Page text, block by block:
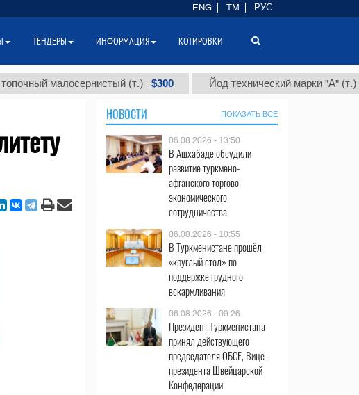
малосернистый (т.) $300 Йод технический марки "А" (т.) $86
НОВОСТИ ПОКАЗАТЬ ВСЕ
06.08.2026 - 13:50
В Ашхабаде обсудили
развитие туркмено-
афганского торгово-
экономического
сотрудничества
06.08.2026 - 10:55
В Туркменистане прошёл
«круглый стол» по
поддержке грудного
вскармливания
06.08.2026 - 09:26
Президент Туркменистана
принял действующего
председателя ОБСЕ, Вице-
президента Швейцарской
Конфедерации
ENG TM РУС
ТЕНДЕРЫ ИНФОРМАЦИЯ КОТИРОВКИ